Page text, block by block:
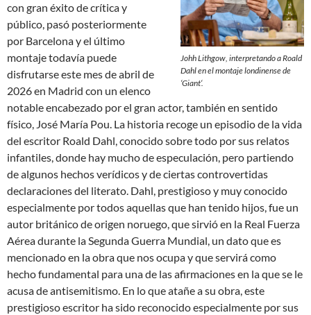
Johh Lithgow, interpretando a Roald
Dahl en el montaje londinense de
‘Giant‘.
con gran éxito de crítica y
público, pasó posteriormente
por Barcelona y el último
montaje todavía puede
disfrutarse este mes de abril de
2026 en Madrid con un elenco
notable encabezado por el gran actor, también en sentido
físico, José María Pou. La historia recoge un episodio de la vida
del escritor Roald Dahl, conocido sobre todo por sus relatos
infantiles, donde hay mucho de especulación, pero partiendo
de algunos hechos verídicos y de ciertas controvertidas
declaraciones del literato. Dahl, prestigioso y muy conocido
especialmente por todos aquellas que han tenido hijos, fue un
autor británico de origen noruego, que sirvió en la Real Fuerza
Aérea durante la Segunda Guerra Mundial, un dato que es
mencionado en la obra que nos ocupa y que servirá como
hecho fundamental para una de las afirmaciones en la que se le
acusa de antisemitismo. En lo que atañe a su obra, este
prestigioso escritor ha sido reconocido especialmente por sus